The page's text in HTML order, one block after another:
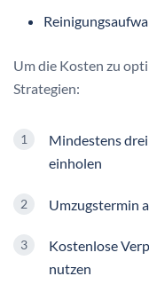
Um die Kosten zu
Strategien:
Mindestens
einholen
Umzugstermin
Kostenlose
nutzen